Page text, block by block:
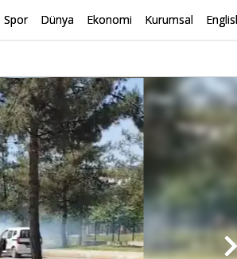
Spor Dünya Ekonomi Kurumsal